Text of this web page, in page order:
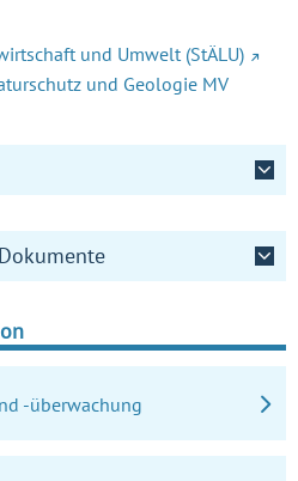
und Umwelt (StÄLU)
und Geologie MV
-überwachung